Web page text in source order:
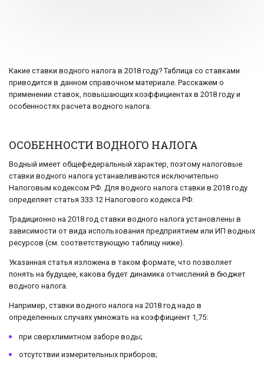
Какие ставки водного налога в 2018 году? Таблица со ставками
приводится в данном справочном материале. Расскажем о
применении ставок, повышающих коэффициентах в 2018 году и
особенностях расчета водного налога.
ОСОБЕННОСТИ ВОДНОГО НАЛОГА
Водный имеет общефедеральный характер, поэтому налоговые
ставки водного налога устанавливаются исключительно
Налоговым кодексом РФ. Для водного налога ставки в 2018 году
определяет статья 333.12 Налогового кодекса РФ.
Традиционно на 2018 год ставки водного налога установлены в
зависимости от вида использования предприятием или ИП водных
ресурсов (см. соответствующую таблицу ниже).
Указанная статья изложена в таком формате, что позволяет
понять на будущее, какова будет динамика отчислений в бюджет
водного налога.
Например, ставки водного налога на 2018 год надо в
определенных случаях умножать на коэффициент 1,75:
при сверхлимитном заборе воды;
отсутствии измерительных приборов;